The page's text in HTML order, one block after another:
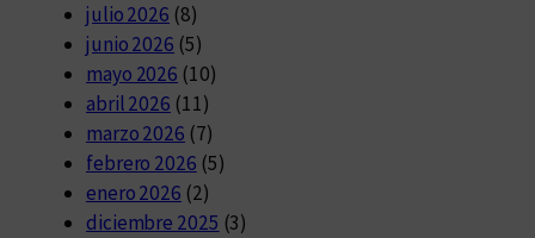
julio 2026 (8)
junio 2026 (5)
mayo 2026 (10)
abril 2026 (11)
marzo 2026 (7)
febrero 2026 (5)
enero 2026 (2)
diciembre 2025 (3)